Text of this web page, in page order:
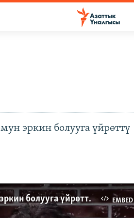
эркин болууга үйрөттү
EMBED
Фатима Абдалова: "Азаттык" кыргыз коомун эркин болууга үйрөттү